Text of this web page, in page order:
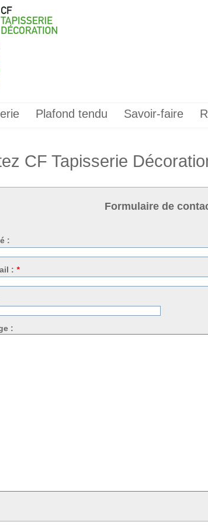
Plafond tendu Savoir-faire
CF Tapisserie
Formulaire de
:
: *
: